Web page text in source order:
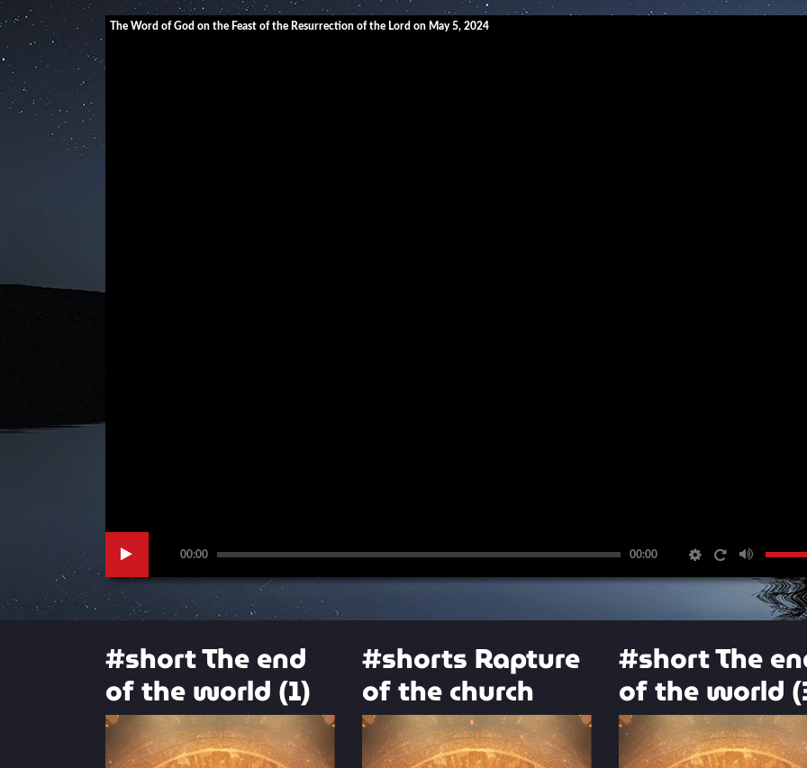
00:00 00:00
The Word of God on the Feast of the Resurrection of the Lord on May 5, 2024
#short The end
of the world (1)
Video
Player
#shorts Rapture
of the church
Video
Player
#short The
of the world
Video
Player